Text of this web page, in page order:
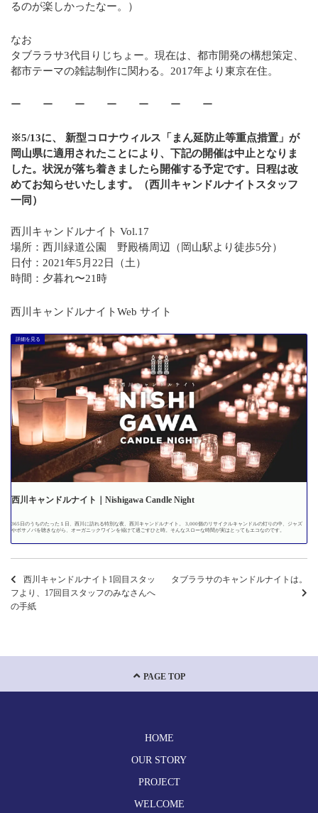
るのが楽しかったなー。）
なお
タブララサ3代目りじちょー。現在は、都市開発の構想策定、
都市テーマの雑誌制作に関わる。2017年より東京在住。
ー ー ー ー ー ー ー
※5/13に、 新型コロナウィルス「まん延防止等重点措置」が
岡山県に適用されたことにより、下記の開催は中止となりま
した。状況が落ち着きましたら開催する予定です。日程は改
めてお知らせいたします。（西川キャンドルナイトスタッフ
一同）
西川キャンドルナイト Vol.17
場所：西川緑道公園 野殿橋周辺（岡山駅より徒歩5分）
日付：2021年5月22日（土）
時間：夕暮れ〜21時
西川キャンドルナイトWeb サイト
西川キャンドルナイト｜Nishigawa Candle Night
365日のうちのたった１日、西川に訪れる特別な夜、西川キャンドルナイト。 3,000個のリサイクルキャンドルの灯りの中、ジャズ
やボサノバを聴きながら、オーガニックワインを傾けて過ごすひと時。そんなスローな時間が実はとってもエコなのです。
西川キャンドルナイト1回目スタッ
フより、17回目スタッフのみなさんへ
の手紙
タブララサのキャンドルナイトは。
PAGE TOP
HOME
OUR STORY
PROJECT
WELCOME